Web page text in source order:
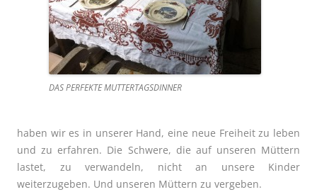
DAS PERFEKTE MUTTERTAGSDINNER
haben wir es in unserer Hand, eine neue Freiheit zu leben
und zu erfahren. Die Schwere, die auf unseren Müttern
lastet, zu verwandeln, nicht an unsere Kinder
weiterzugeben. Und unseren Müttern zu vergeben.